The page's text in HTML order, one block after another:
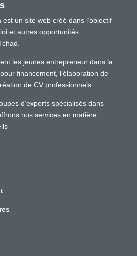
est un site web créé dans l’objectif
et autres opportunités
les jeunes entrepreneur dans la
financement, l’élaboration de
de CV professionnels.
d’experts spécialisés dans
nos services en matière